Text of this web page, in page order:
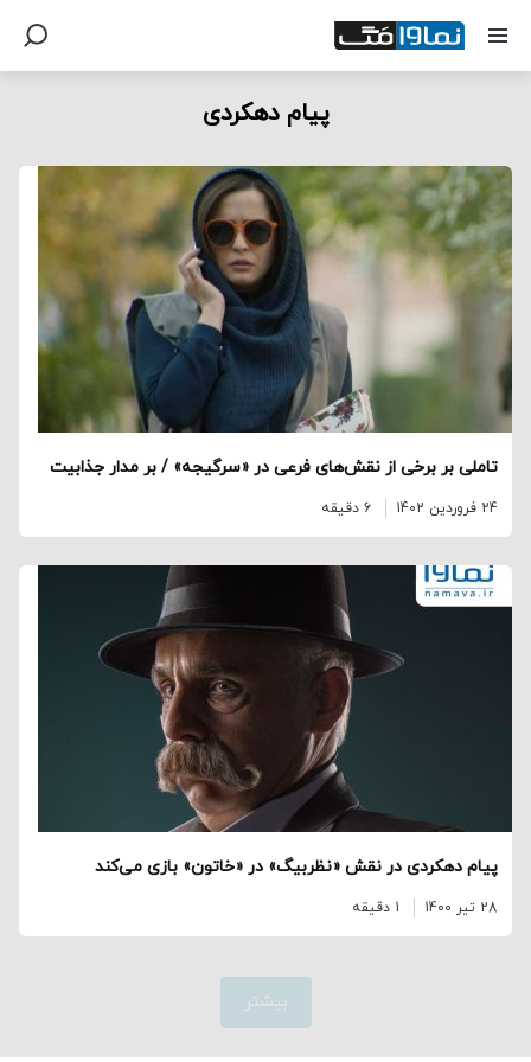
پیام دهکردی
تاملی بر برخی از نقش‌های فرعی در «سرگیجه» / بر مدار جذابیت
24 فروردین 1402 6 دقیقه
پیام دهکردی در نقش «نظربیگ» در «خاتون» بازی می‌کند
28 تیر 1400 1 دقیقه
بیشتر